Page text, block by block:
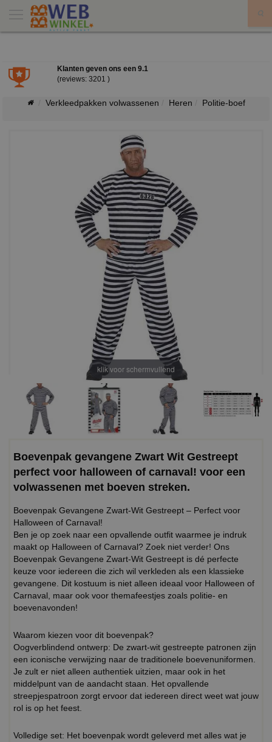
Klanten geven ons een 9.1
(reviews: 3201 )
Verkleedpakken volwassenen Heren Politie-boef
klik voor schermvullend
Boevenpak gevangene Zwart Wit Gestreept
perfect voor halloween of carnaval! voor een
volwassenen met boeven streken.
Boevenpak Gevangene Zwart-Wit Gestreept – Perfect voor
Halloween of Carnaval!
Ben je op zoek naar een opvallende outfit waarmee je indruk
maakt op Halloween of Carnaval? Zoek niet verder! Ons
Boevenpak Gevangene Zwart-Wit Gestreept is dé perfecte
keuze voor iedereen die zich wil verkleden als een klassieke
gevangene. Dit kostuum is niet alleen ideaal voor Halloween of
Carnaval, maar ook voor themafeestjes zoals politie- en
boevenavonden!
Waarom kiezen voor dit boevenpak?
Oogverblindend ontwerp: De zwart-wit gestreepte patronen zijn
een iconische verwijzing naar de traditionele boevenuniformen.
Je zult er niet alleen authentiek uitzien, maar ook in het
middelpunt van de aandacht staan. Het opvallende
streepjespatroon zorgt ervoor dat iedereen direct weet wat jouw
rol is op het feest.
Volledige set: Het boevenpak wordt geleverd met alles wat je